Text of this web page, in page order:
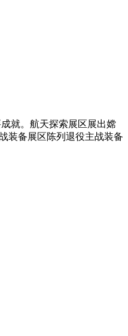
就。航天探索展区展出嫦
装备展区陈列退役主战装备